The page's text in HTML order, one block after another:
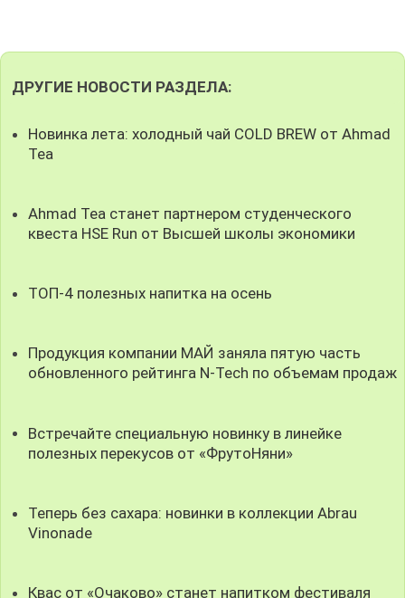
ДРУГИЕ НОВОСТИ РАЗДЕЛА:
Новинка лета: холодный чай COLD BREW от Ahmad
Tea
Ahmad Tea станет партнером студенческого
квеста HSE Run от Высшей школы экономики
ТОП-4 полезных напитка на осень
Продукция компании МАЙ заняла пятую часть
обновленного рейтинга N-Tech по объемам продаж
Встречайте специальную новинку в линейке
полезных перекусов от «ФрутоНяни»
Теперь без сахара: новинки в коллекции Abrau
Vinonade
Квас от «Очаково» станет напитком фестиваля